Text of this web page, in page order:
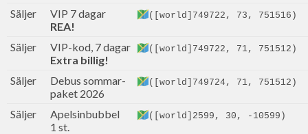
Säljer
VIP 7 dagar
REA!
([world]749722, 73, 751516)
Säljer
VIP-kod, 7 dagar
Extra billig!
([world]749722, 71, 751512)
Säljer
Debus sommar-
paket 2026
([world]749724, 71, 751512)
Säljer
Apelsinbubbel
1 st.
([world]2599, 30, -10599)